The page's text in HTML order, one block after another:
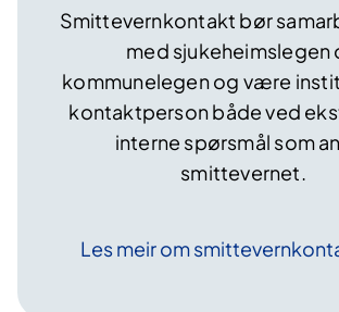
Smittevernkontakt bør
med sjukeheimslegen
kommunelegen og være
kontaktperson både ved
interne spørsmål som
smittevernet.
Les meir om